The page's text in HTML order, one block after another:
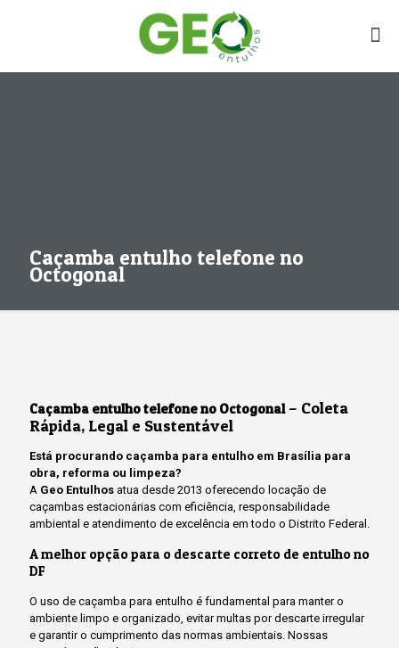
Caçamba entulho telefone no
Octogonal
Caçamba entulho telefone no Octogonal– Coleta
Rápida, Legal e Sustentável
Está procurando caçamba para entulho em Brasília para
obra, reforma ou limpeza?
A Geo Entulhos atua desde 2013 oferecendo locação de
caçambas estacionárias com eficiência, responsabilidade
ambiental e atendimento de excelência em todo o Distrito Federal.
A melhor opção para o descarte correto de entulho no
DF
O uso de caçamba para entulho é fundamental para manter o
ambiente limpo e organizado, evitar multas por descarte irregular
e garantir o cumprimento das normas ambientais. Nossas